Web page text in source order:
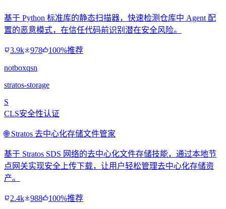
基于 Python 标准库的静态扫描器，快速检测仓库中 Agent 配
置的恶意模式，在信任代码前识别潜在安全风险。
3.9k 978 100%推荐
notboxqsn
stratos-storage
S
CLS安全性认证
🌐 Stratos 去中心化存储文件管家
基于 Stratos SDS 网络的去中心化文件存储技能，通过本地节
点网关实现安全上传下载，让用户轻松管理去中心化存储资
产。
2.4k 988 100%推荐